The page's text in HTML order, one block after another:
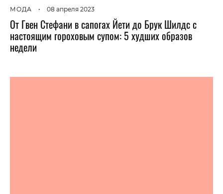
МОДА • 08 апреля 2023
От Гвен Стефани в сапогах Йети до Брук Шилдс с
настоящим гороховым супом: 5 худших образов
недели